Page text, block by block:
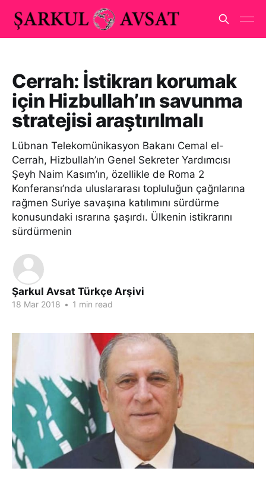
Cerrah: İstikrarı korumak
için Hizbullah’ın savunma
stratejisi araştırılmalı
Lübnan Telekomünikasyon Bakanı Cemal el-
Cerrah, Hizbullah’ın Genel Sekreter Yardımcısı
Şeyh Naim Kasım’ın, özellikle de Roma 2
Konferansı’nda uluslararası topluluğun çağrılarına
rağmen Suriye savaşına katılımını sürdürme
konusundaki ısrarına şaşırdı. Ülkenin istikrarını
sürdürmenin
Şarkul Avsat Türkçe Arşivi
18 Mar 2018 • 1 min read